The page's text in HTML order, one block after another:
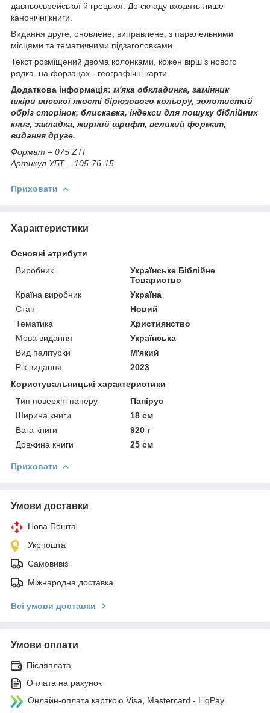
давньоєврейської й грецької. До складу входять лише
канонічні книги.
Видання друге, оновлене, виправлене, з паралельними
місцями та тематичними підзаголовками.
Текст розміщений двома колонками, кожен вірш з нового
рядка. на форзацах - географічні карти.
Додаткова інформація: м'яка обкладинка, замінник
шкіри високої якості бірюзового кольору, золотистий
обріз сторінок, блискавка, індекси для пошуку біблійних
книг, закладка, жирний шрифт, великий формат,
видання друге.
Формат – 075 ZТІ
Артикул УБТ – 105-76-15
Приховати
Характеристики
Основні атрибути
Виробник
Українське Біблійне
Товариство
Країна виробник
Україна
Стан
Новий
Тематика
Християнство
Мова видання
Українська
Вид палітурки
М'який
Рік видання
2023
Користувальницькі характеристики
Тип поверхні паперу
Папірус
Ширина книги
18 см
Вага книги
920 г
Довжина книги
25 см
Приховати
Умови доставки
Нова Пошта
Укрпошта
Самовивіз
Міжнародна доставка
Всі умови доставки
Умови оплати
Післяплата
Оплата на рахунок
Онлайн-оплата карткою Visa, Mastercard - LiqPay